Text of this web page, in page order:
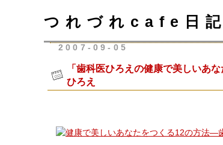
つれづれcafe日記
2007-09-05
「歯科医ひろえの健康で美しいあ
ひろえ